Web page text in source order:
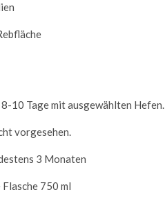
10 Tage mit ausgewählten Hefen.
vorgesehen.
3 Monaten
750 ml